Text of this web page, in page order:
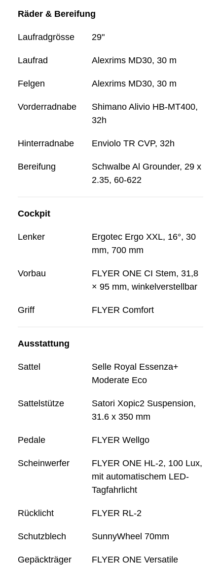
Räder & Bereifung
Laufradgrösse 29"
Laufrad Alexrims MD30, 30 m
Felgen Alexrims MD30, 30 m
Vorderradnabe
Shimano Alivio HB-MT400,
32h
Hinterradnabe Enviolo TR CVP, 32h
Bereifung
Schwalbe Al Grounder, 29 x
2.35, 60-622
Cockpit
Lenker
Ergotec Ergo XXL, 16°, 30
mm, 700 mm
Vorbau
FLYER ONE CI Stem, 31,8
× 95 mm, winkelverstellbar
Griff FLYER Comfort
Ausstattung
Sattel
Selle Royal Essenza+
Moderate Eco
Sattelstütze
Satori Xopic2 Suspension,
31.6 x 350 mm
Pedale FLYER Wellgo
Scheinwerfer
FLYER ONE HL-2, 100 Lux,
mit automatischem LED-
Tagfahrlicht
Rücklicht FLYER RL-2
Schutzblech SunnyWheel 70mm
Gepäckträger
FLYER ONE Versatile